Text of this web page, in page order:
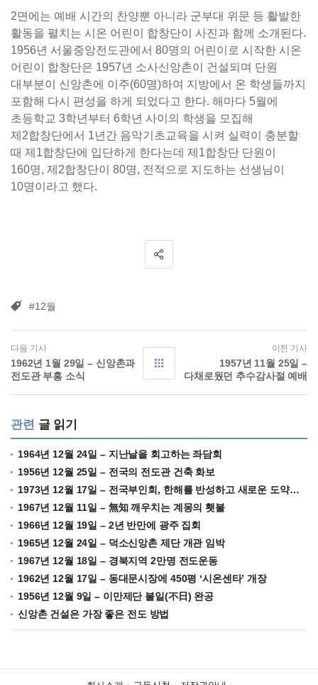
2면에는 예배 시간의 찬양뿐 아니라 군부대 위문 등 활발한
활동을 펼치는 시온 어린이 합창단이 사진과 함께 소개된다.
1956년 서울중앙전도관에서 80명의 어린이로 시작한 시온
어린이 합창단은 1957년 소사신앙촌이 건설되며 단원
대부분이 신앙촌에 이주(60명)하여 지방에서 온 학생들까지
포함해 다시 편성을 하게 되었다고 한다. 해마다 5월에
초등학교 3학년부터 6학년 사이의 학생을 모집해
제2합창단에서 1년간 음악기초교육을 시켜 실력이 충분할
때 제1합창단에 입단하게 한다는데 제1합창단 단원이
160명, 제2합창단이 80명, 전적으로 지도하는 선생님이
10명이라고 했다.
#12월
다음 기사
1962년 1월 29일 – 신앙촌과
전도관 부흥 소식
이전 기사
1957년 11월 25일 –
다채로웠던 추수감사절 예배
관련 글 읽기
1964년 12월 24일 – 지난날을 회고하는 좌담회
1956년 12월 25일 – 전국의 전도관 건축 화보
1973년 12월 17일 – 전국부인회, 한해를 반성하고 새로운 도약을 다짐해
1967년 12월 11일 – 無知 깨우치는 계몽의 횃불
1966년 12월 19일 – 2년 반만에 광주 집회
1965년 12월 24일 – 덕소신앙촌 제단 개관 임박
1967년 12월 18일 – 경북지역 2만명 전도운동
1962년 12월 17일 – 동대문시장에 450평 ‘시온센타’ 개장
1956년 12월 9일 – 이만제단 불일(不日) 완공
신앙촌 건설은 가장 좋은 전도 방법